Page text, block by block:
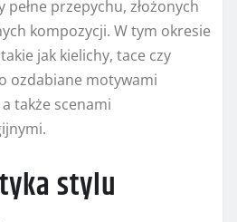
pełne przepychu, złożonych
kompozycji. W tym okresie
jak kielichy, tace czy
ozdabiane motywami
także scenami
stylu